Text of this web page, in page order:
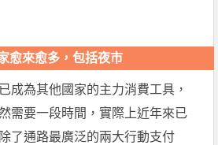
愈來愈多，包括夜市
成為其他國家的主力消費工具，
需要一段時間，實際上近年來已
了通路最廣泛的兩大行動支付